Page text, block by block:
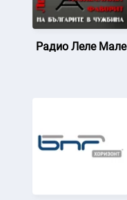
Радио Леле Мале